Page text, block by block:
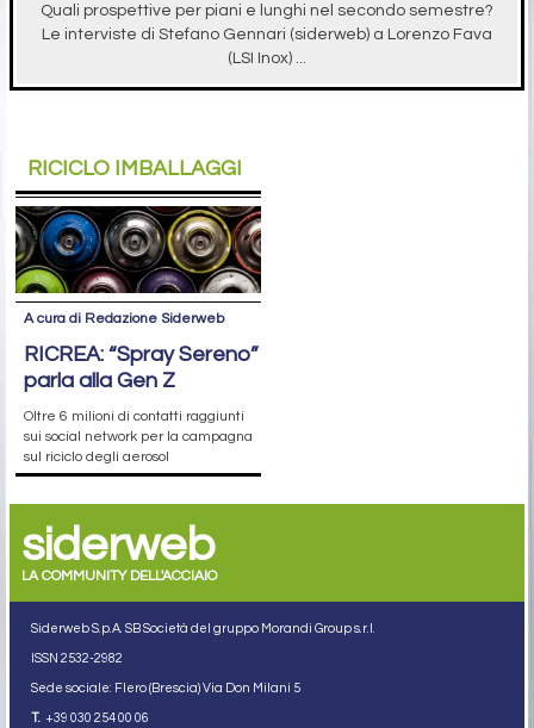
Quali prospettive per piani e lunghi nel secondo semestre?
Le interviste di Stefano Gennari (siderweb) a Lorenzo Fava
(LSI Inox) ...
RICICLO IMBALLAGGI
A cura di Redazione Siderweb
RICREA: “Spray Sereno”
parla alla Gen Z
Oltre 6 milioni di contatti raggiunti
sui social network per la campagna
sul riciclo degli aerosol
siderweb
LA COMMUNITY DELL'ACCIAIO
Siderweb S.p.A. SB Società del gruppo Morandi Group s.r.l.
ISSN 2532-2982
Sede sociale: Flero (Brescia) Via Don Milani 5
T. +39 030 254 00 06